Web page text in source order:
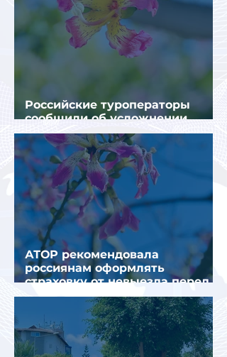
Российские туроператоры
сообщили об усложнении
получения виз в Грецию
АТОР рекомендовала
россиянам оформлять
страховку от невыезда перед
поездкой в Грецию